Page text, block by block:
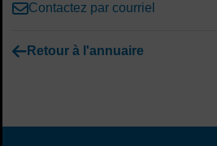
Contactez par courriel
Retour à l'annuaire